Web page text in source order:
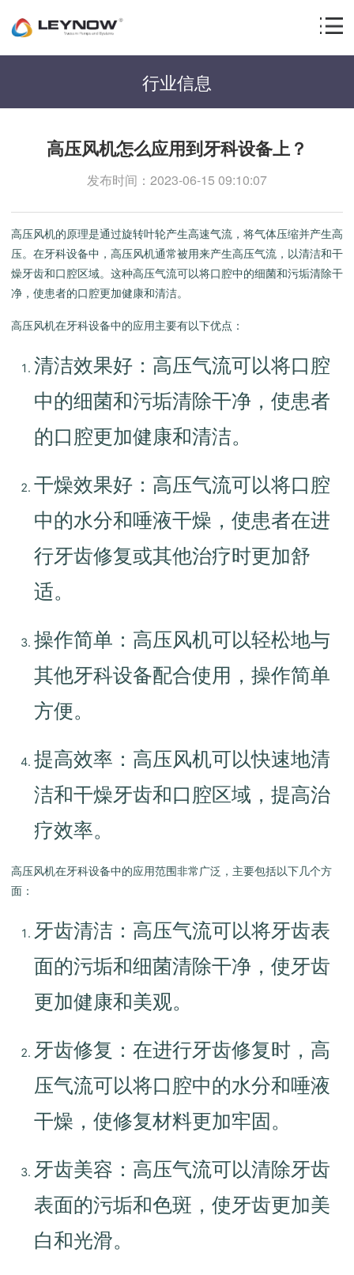
行业信息
高压风机怎么应用到牙科设备上？
发布时间：2023-06-15 09:10:07
高压风机的原理是通过旋转叶轮产生高速气流，将气体压缩并产生高
压。在牙科设备中，高压风机通常被用来产生高压气流，以清洁和干
燥牙齿和口腔区域。这种高压气流可以将口腔中的细菌和污垢清除干
净，使患者的口腔更加健康和清洁。
高压风机在牙科设备中的应用主要有以下优点：
清洁效果好：高压气流可以将口腔
中的细菌和污垢清除干净，使患者
的口腔更加健康和清洁。
干燥效果好：高压气流可以将口腔
中的水分和唾液干燥，使患者在进
行牙齿修复或其他治疗时更加舒
适。
操作简单：高压风机可以轻松地与
其他牙科设备配合使用，操作简单
方便。
提高效率：高压风机可以快速地清
洁和干燥牙齿和口腔区域，提高治
疗效率。
高压风机在牙科设备中的应用范围非常广泛，主要包括以下几个方
面：
牙齿清洁：高压气流可以将牙齿表
面的污垢和细菌清除干净，使牙齿
更加健康和美观。
牙齿修复：在进行牙齿修复时，高
压气流可以将口腔中的水分和唾液
干燥，使修复材料更加牢固。
牙齿美容：高压气流可以清除牙齿
表面的污垢和色斑，使牙齿更加美
白和光滑。